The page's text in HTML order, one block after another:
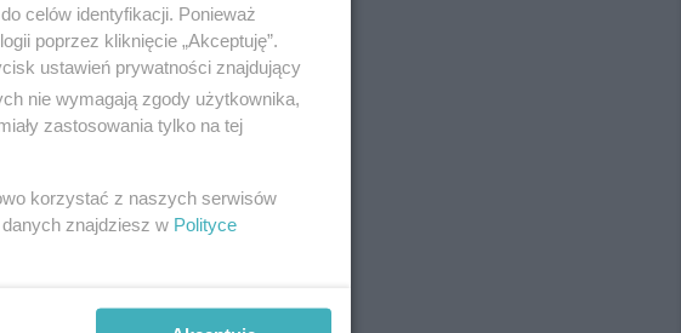
celów identyfikacji. Ponieważ
poprzez kliknięcie „Akceptuję”.
ustawień prywatności znajdujący
nie wymagają zgody użytkownika,
zastosowania tylko na tej
korzystać z naszych serwisów
znajdziesz w Polityce